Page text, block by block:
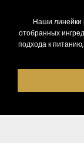
Наши линейки
отобранных
подхода к